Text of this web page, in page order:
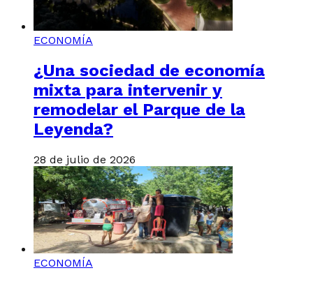
ECONOMÍA
¿Una sociedad de economía
mixta para intervenir y
remodelar el Parque de la
Leyenda?
28 de julio de 2026
ECONOMÍA